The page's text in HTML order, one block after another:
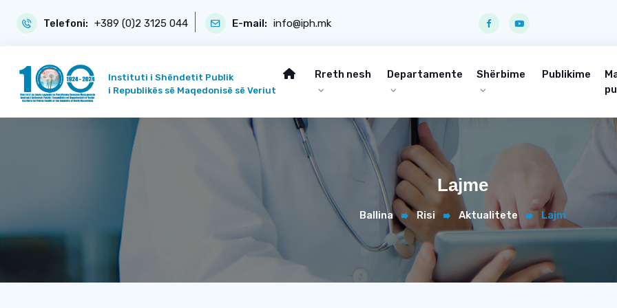
Telefoni: +389 (0)2 3125 044 E-mail: info@iph.mk
Instituti i Shëndetit Publik
i Republikës së Maqedonisë së Veriut
Rreth nesh Departamente Shërbime Publikime
Lajme
Ballina Risi Aktualitete Lajm